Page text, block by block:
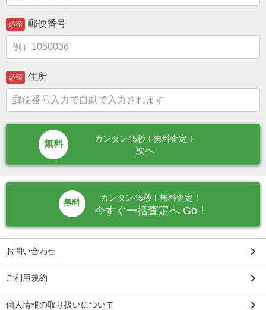
必須 郵便番号
必須 住所
カンタン45秒！無料査定！
次へ
無料
カンタン45秒！無料査定！
今すぐ一括査定へ Go！
お問い合わせ keyboard_arrow_right
ご利用規約 keyboard_arrow_right
個人情報の取り扱いについて keyboard_arrow_right